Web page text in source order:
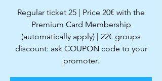
Regular ticket 25 | Price 20€ with the
Premium Card Membership
(automatically apply) | 22€ groups
discount: ask COUPON code to your
promoter.